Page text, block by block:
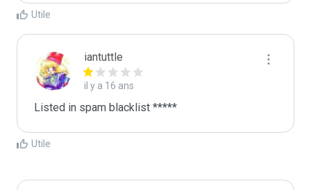
Utile
iantuttle
il y a 16 ans
Listed in spam blacklist *****
Utile